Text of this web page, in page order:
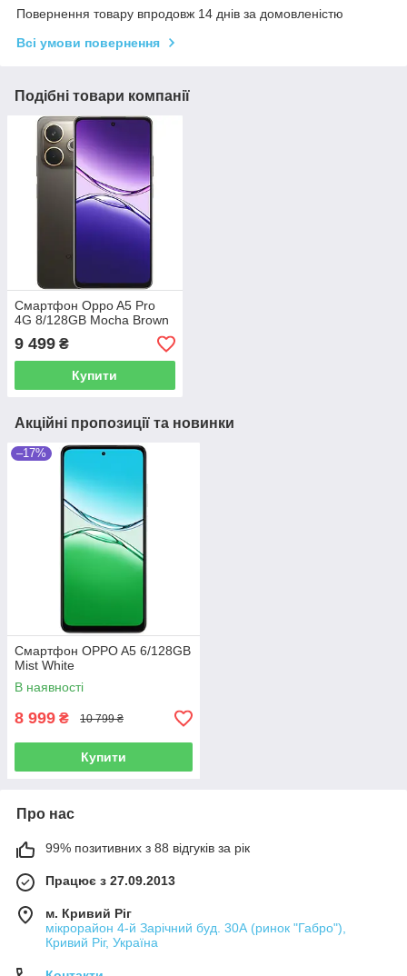
Повернення товару впродовж 14 днів за домовленістю
Всі умови повернення
Подібні товари компанії
Смартфон Oppo A5 Pro
4G 8/128GB Mocha Brown
9 499 ₴
Купити
Акційні пропозиції та новинки
–17%
Смартфон OPPO A5 6/128GB
Mist White
В наявності
8 999 ₴ 10 799 ₴
Купити
Про нас
99% позитивних з 88 відгуків за рік
Працює з 27.09.2013
м. Кривий Ріг
мікрорайон 4-й Зарічний буд. 30А (ринок "Габро"),
Кривий Ріг, Україна